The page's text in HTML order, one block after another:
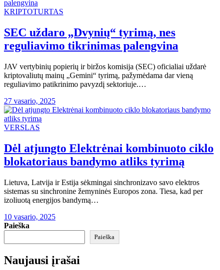
KRIPTOTURTAS
SEC uždaro „Dvynių“ tyrimą, nes
reguliavimo tikrinimas palengvina
JAV vertybinių popierių ir biržos komisija (SEC) oficialiai uždarė
kriptovaliutų mainų „Gemini“ tyrimą, pažymėdama dar vieną
reguliavimo patikrinimo pavyzdį sektoriuje.…
27 vasario, 2025
VERSLAS
Dėl atjungto Elektrėnai kombinuoto ciklo
blokatoriaus bandymo atliks tyrimą
Lietuva, Latvija ir Estija sėkmingai sinchronizavo savo elektros
sistemas su sinchronine žemyninės Europos zona. Tiesa, kad per
izoliuotą energijos bandymą…
10 vasario, 2025
Paieška
Paieška
Naujausi įrašai